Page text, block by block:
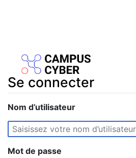
Se connecter
Aller à :navigation
Nom d’utilisateur
Mot de passe